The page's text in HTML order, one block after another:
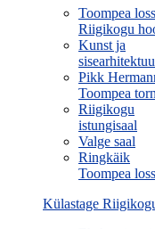
Toompea
Riigikogu
Kunst ja
Pikk
Toompea
Riigikogu
istungisaal
Valge saal
Ringkäik
Toompea
Külastage